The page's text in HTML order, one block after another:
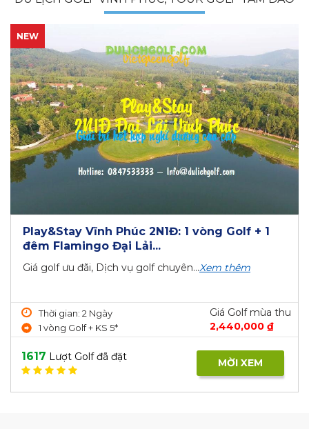
NEW
Play&Stay Vĩnh Phúc 2N1Đ: 1 vòng Golf + 1
đêm Flamingo Đại Lải...
Giá golf ưu đãi, Dịch vụ golf chuyên...Xem thêm
Thời gian: 2 Ngày
1 vòng Golf + KS 5*
Giá Golf mùa thu
2,440,000 ₫
1617 Lượt Golf đã đặt MỜI XEM